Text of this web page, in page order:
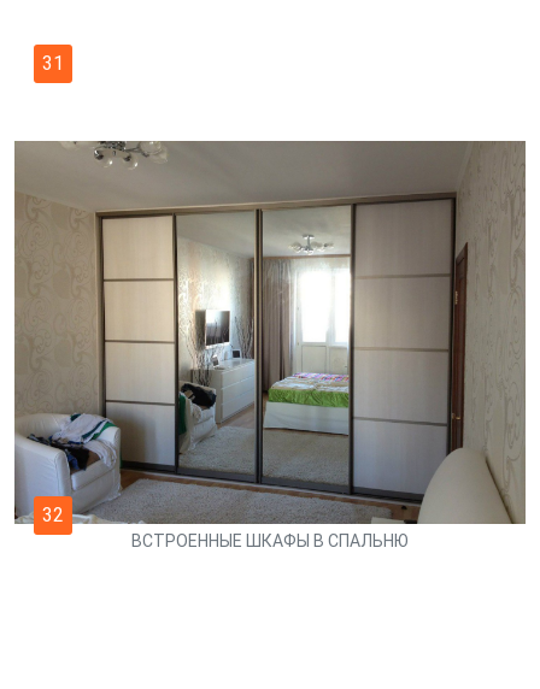
31
32
ВСТРОЕННЫЕ ШКАФЫ В СПАЛЬНЮ